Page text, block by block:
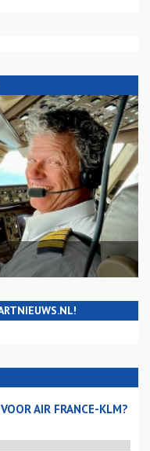
AIR FRANCE-KLM?